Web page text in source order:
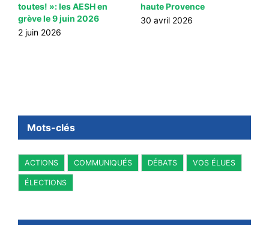
toutes! »: les AESH en
grève le 9 juin 2026
2 juin 2026
haute Provence
30 avril 2026
Mots-clés
ACTIONS COMMUNIQUÉS DÉBATS VOS ÉLUES
ÉLECTIONS